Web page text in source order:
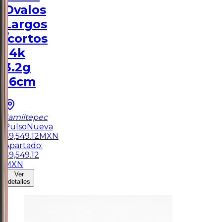
Ovalos
Largos
/cortos
14k
3.2g
16cm
Jamiltepec
Pulso Nueva
$9,549.12 MXN
Apartado:
$9,549.12
MXN
Ver
detalles